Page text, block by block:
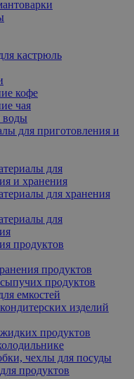
кастрюль
кофе
чая
воды
для приготовления и
для
и хранения
для хранения
для
продуктов
продуктов
продуктов
емкостей
изделий
продуктов
чехлы для посуды
продуктов